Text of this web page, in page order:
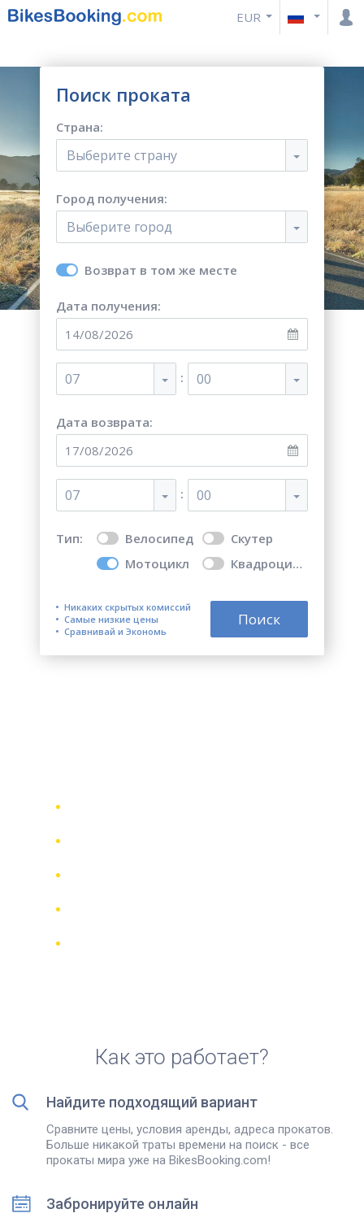
EUR
Поиск проката
Страна:
Выберите страну
Город получения:
Выберите город
Возврат в том же месте
Дата получения:
07 : 00
Дата возврата:
07 : 00
Тип: Велосипед
Скутер
Мотоцикл
Квадроцикл
Никаких скрытых комиссий
Самые низкие цены
Сравнивай и Экономь
Поиск
Как это работает?
Найдите подходящий вариант
Сравните цены, условия аренды, адреса прокатов.
Больше никакой траты времени на поиск - все
прокаты мира уже на BikesBooking.com!
Забронируйте онлайн